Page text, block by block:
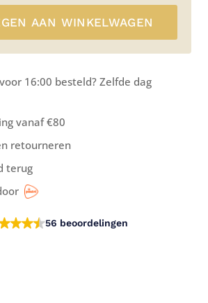
AAN WINKELWAGEN
16:00 besteld? Zelfde dag
vanaf €80
retourneren
terug
56 beoordelingen